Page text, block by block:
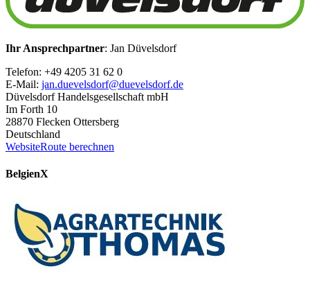
Ihr Ansprechpartner: Jan Düvelsdorf
Telefon: +49 4205 31 62 0
E-Mail: jan.duevelsdorf@duevelsdorf.de
Düvelsdorf Handelsgesellschaft mbH
Im Forth 10
28870 Flecken Ottersberg
Deutschland
WebsiteRoute berechnen
BelgienX